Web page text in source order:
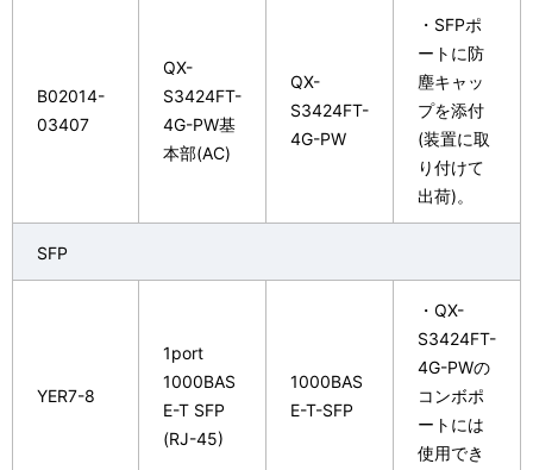
B02014-
03407
QX-
S3424FT-
4G-PW基
本部(AC)
QX-
S3424FT-
4G-PW
・SFPポ
ートに防
塵キャッ
プを添付
(装置に取
り付けて
出荷)。
SFP
YER7-8
1port
1000BAS
E-T SFP
(RJ-45)
1000BAS
E-T-SFP
・QX-
S3424FT-
4G-PWの
コンボポ
ートには
使用でき